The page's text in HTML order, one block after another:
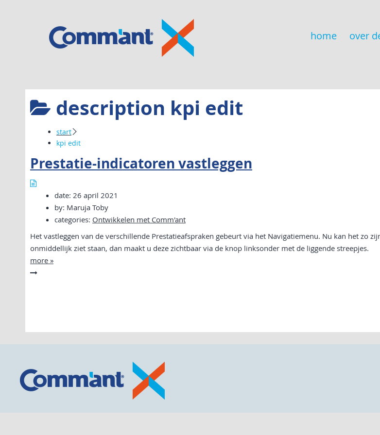
comm'ant
home over
description kpi edit
start
kpi edit
Prestatie-indicatoren vastleggen
date: 26 april 2021
by: Maruja Toby
categories: Ontwikkelen met Comm'ant
Het vastleggen van de verschillende Prestatieafspraken gebeurt via het Navigatiemenu. Nu kan het zo
onmiddellijk ziet staan, dan maakt u deze zichtbaar via de knop linksonder met de liggende streepjes.
more »